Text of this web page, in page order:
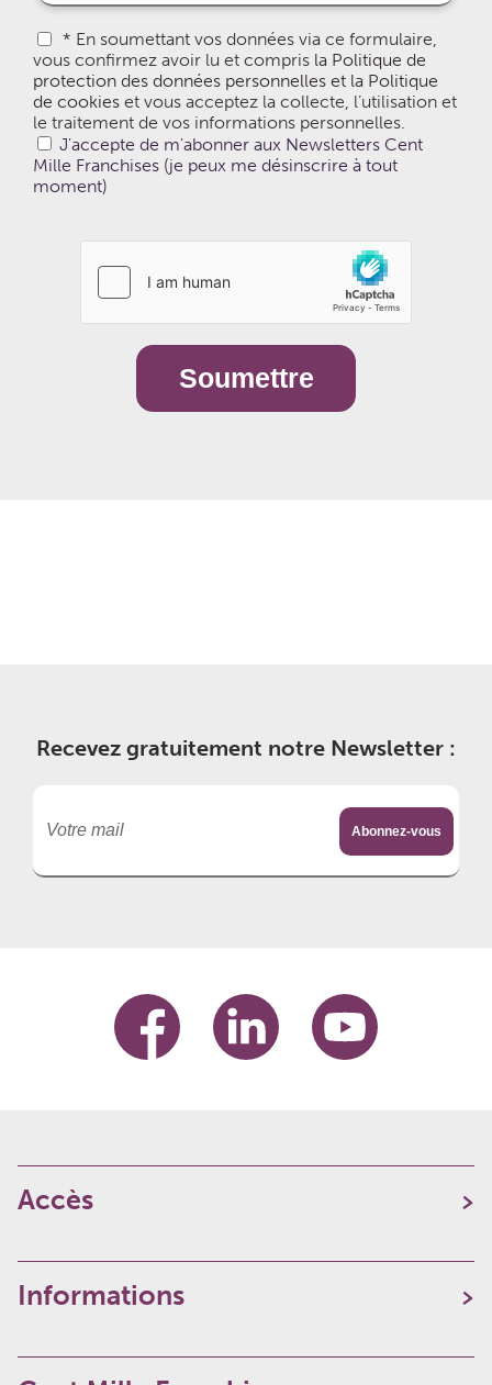
* En soumettant vos données via ce formulaire,
vous confirmez avoir lu et compris la Politique de
protection des données personnelles et la Politique
de cookies et vous acceptez la collecte, l’utilisation et
le traitement de vos informations personnelles.
J'accepte de m'abonner aux Newsletters Cent
Mille Franchises (je peux me désinscrire à tout
moment)
Recevez gratuitement notre Newsletter :
Accès
Informations